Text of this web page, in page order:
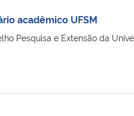
acadêmico UFSM
Pesquisa e Extensão da